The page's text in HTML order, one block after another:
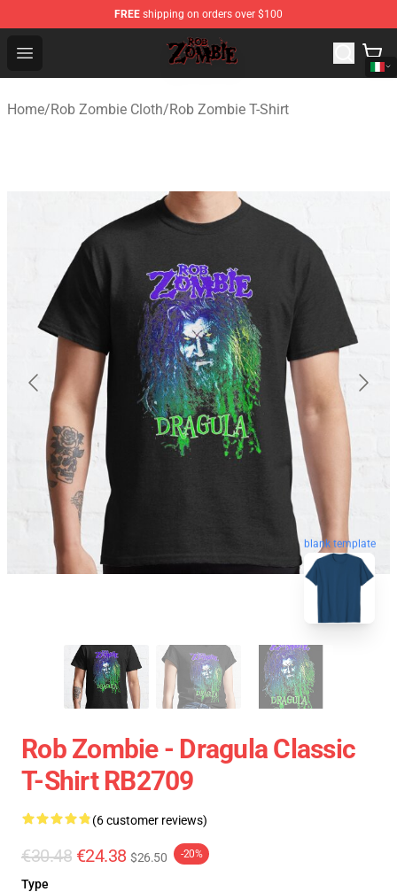
FREE shipping on orders over $100
Open menu
Rob Zombie Shop - Official Rob Zombie Merchandise
Home/Rob Zombie Cloth/Rob Zombie T-Shirt
blank template
Rob Zombie - Dragula Classic
T-Shirt RB2709
(6 customer reviews)
€30.48 €24.38 $26.50 -20%
Type